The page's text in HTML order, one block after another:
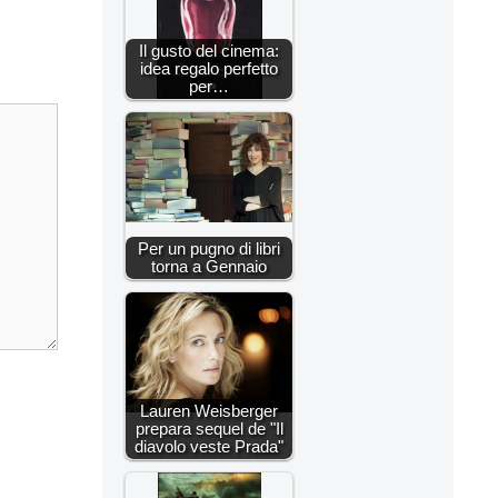
Il gusto del cinema:
idea regalo perfetto
per…
Per un pugno di libri
torna a Gennaio
Lauren Weisberger
prepara sequel de "Il
diavolo veste Prada"